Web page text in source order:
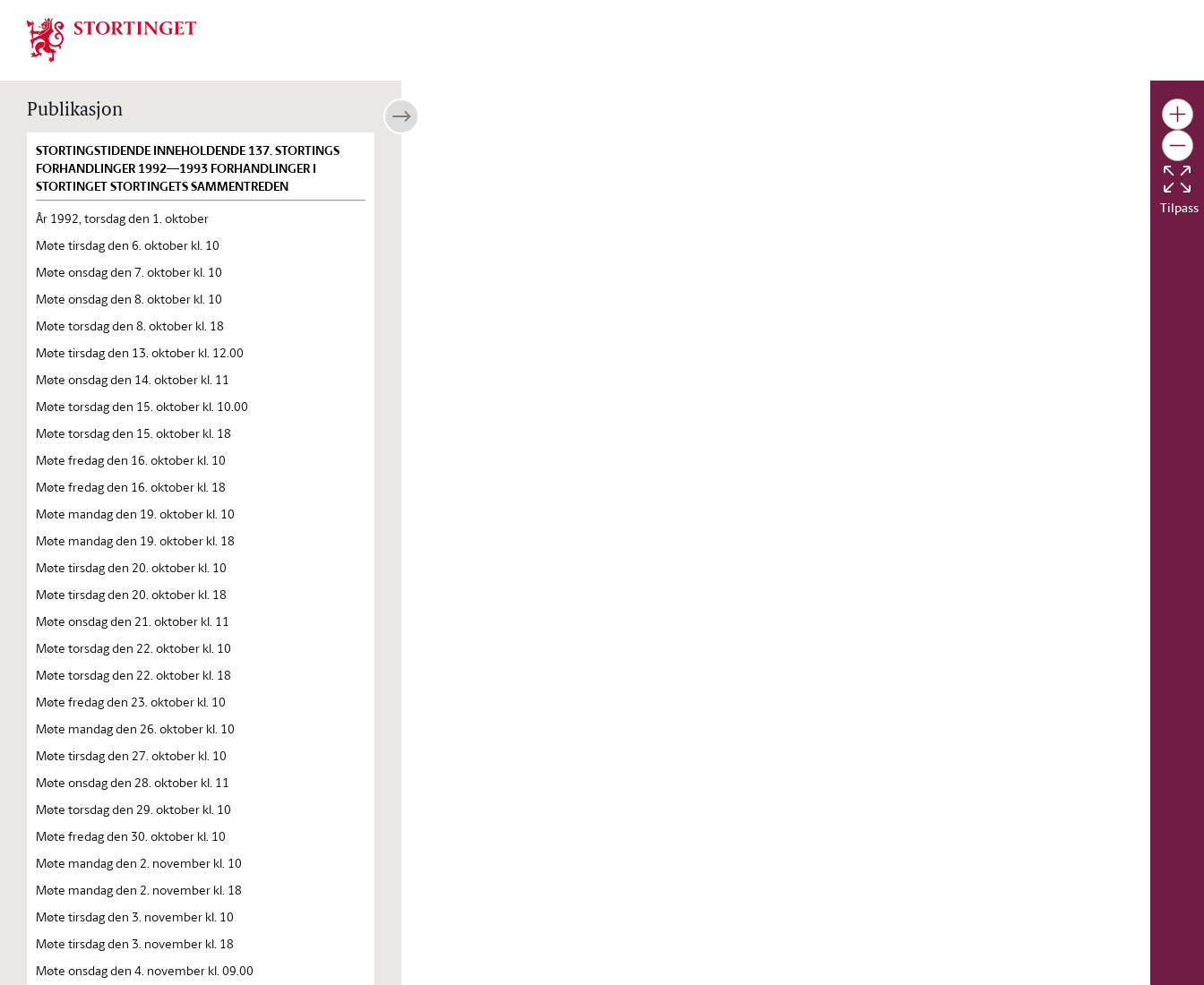
Stortinget.no
Publikasjon
STORTINGSTIDENDE INNEHOLDENDE 137. STORTINGS
FORHANDLINGER 1992—1993 FORHANDLINGER I
STORTINGET STORTINGETS SAMMENTREDEN
År 1992, torsdag den 1. oktober
Møte tirsdag den 6. oktober kl. 10
Møte onsdag den 7. oktober kl. 10
Møte onsdag den 8. oktober kl. 10
Møte torsdag den 8. oktober kl. 18
Møte tirsdag den 13. oktober kl. 12.00
Møte onsdag den 14. oktober kl. 11
Møte torsdag den 15. oktober kl. 10.00
Møte torsdag den 15. oktober kl. 18
Møte fredag den 16. oktober kl. 10
Møte fredag den 16. oktober kl. 18
Møte mandag den 19. oktober kl. 10
Møte mandag den 19. oktober kl. 18
Møte tirsdag den 20. oktober kl. 10
Møte tirsdag den 20. oktober kl. 18
Møte onsdag den 21. oktober kl. 11
Møte torsdag den 22. oktober kl. 10
Møte torsdag den 22. oktober kl. 18
Møte fredag den 23. oktober kl. 10
Møte mandag den 26. oktober kl. 10
Møte tirsdag den 27. oktober kl. 10
Møte onsdag den 28. oktober kl. 11
Møte torsdag den 29. oktober kl. 10
Møte fredag den 30. oktober kl. 10
Møte mandag den 2. november kl. 10
Møte mandag den 2. november kl. 18
Møte tirsdag den 3. november kl. 10
Møte tirsdag den 3. november kl. 18
Møte onsdag den 4. november kl. 09.00